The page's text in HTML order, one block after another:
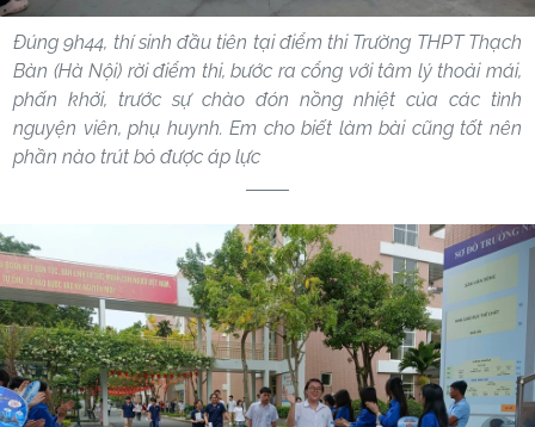
Đúng 9h44, thí sinh đầu tiên tại điểm thi Trường THPT Thạch
Bàn (Hà Nội) rời điểm thi, bước ra cổng với tâm lý thoải mái,
phấn khởi, trước sự chào đón nồng nhiệt của các tình
nguyện viên, phụ huynh. Em cho biết làm bài cũng tốt nên
phần nào trút bỏ được áp lực